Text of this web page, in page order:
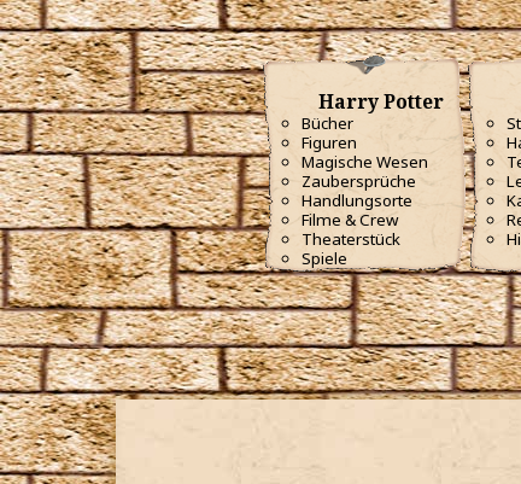
Harry Potter
Bücher
Figuren
Magische Wesen
Zaubersprüche
Handlungsorte
Filme & Crew
Theaterstück
Spiele